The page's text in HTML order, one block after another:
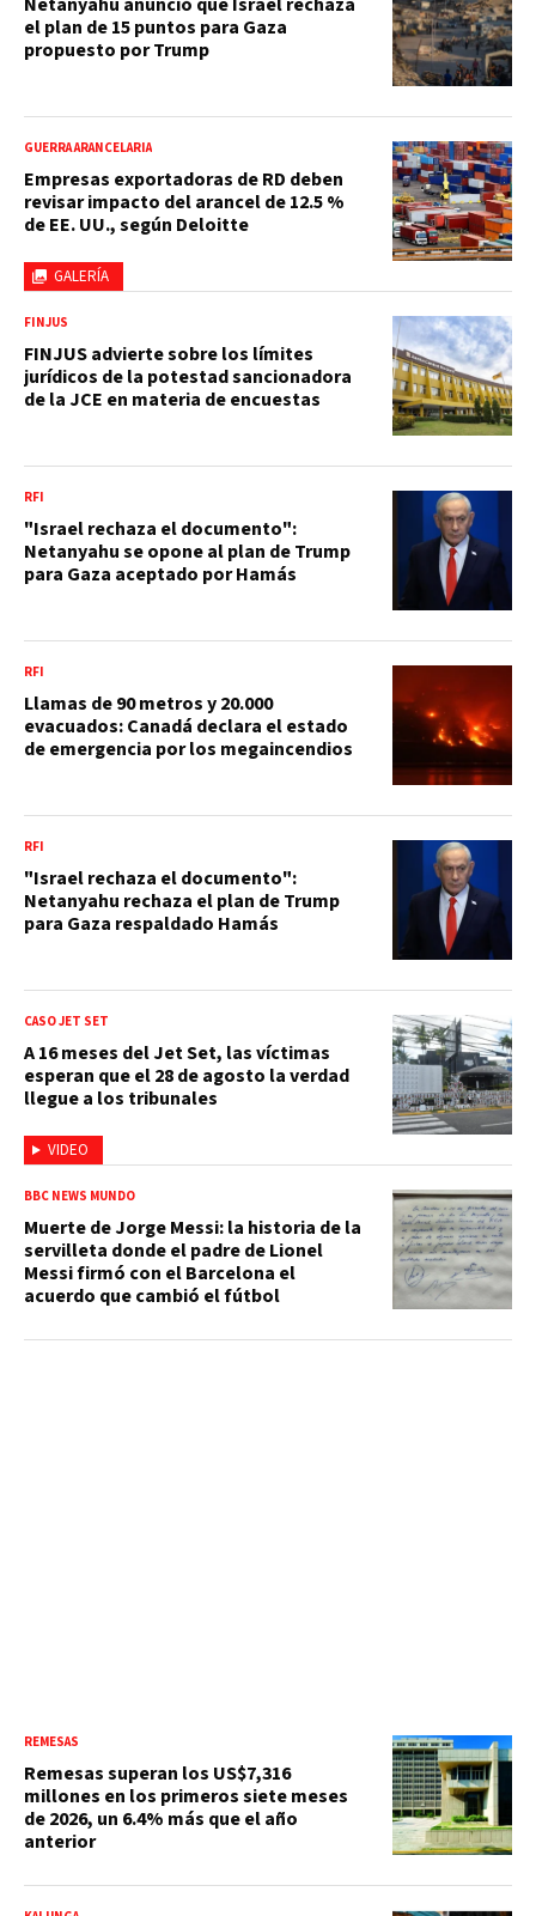
el plan de 15 puntos para Gaza
propuesto por Trump
GALERÍA
GUERRA ARANCELARIA
Empresas exportadoras de RD deben
revisar impacto del arancel de 12.5 %
de EE. UU., según Deloitte
FINJUS
FINJUS advierte sobre los límites
jurídicos de la potestad sancionadora
de la JCE en materia de encuestas
RFI
"Israel rechaza el documento":
Netanyahu se opone al plan de Trump
para Gaza aceptado por Hamás
RFI
Llamas de 90 metros y 20.000
evacuados: Canadá declara el estado
de emergencia por los megaincendios
RFI
"Israel rechaza el documento":
Netanyahu rechaza el plan de Trump
para Gaza respaldado Hamás
VIDEO
CASO JET SET
A 16 meses del Jet Set, las víctimas
esperan que el 28 de agosto la verdad
llegue a los tribunales
BBC NEWS MUNDO
Muerte de Jorge Messi: la historia de la
servilleta donde el padre de Lionel
Messi firmó con el Barcelona el
acuerdo que cambió el fútbol
REMESAS
Remesas superan los US$7,316
millones en los primeros siete meses
de 2026, un 6.4% más que el año
anterior